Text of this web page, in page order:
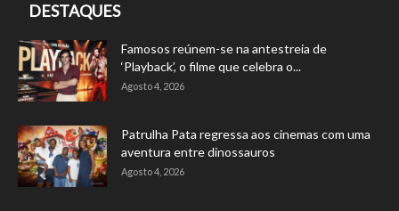
DESTAQUES
Famosos reúnem-se na antestreia de
‘Playback’, o filme que celebra o...
Agosto 4, 2026
Patrulha Pata regressa aos cinemas com uma
aventura entre dinossauros
Agosto 4, 2026